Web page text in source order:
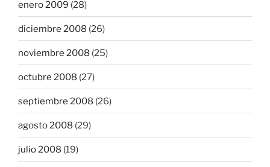
enero 2009 (28)
diciembre 2008 (26)
noviembre 2008 (25)
octubre 2008 (27)
septiembre 2008 (26)
agosto 2008 (29)
julio 2008 (19)